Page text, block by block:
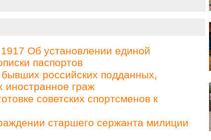
Об установлении единой
паспортов
российских подданных,
иностранное граж
советских спортсменов к
старшего сержанта милиции